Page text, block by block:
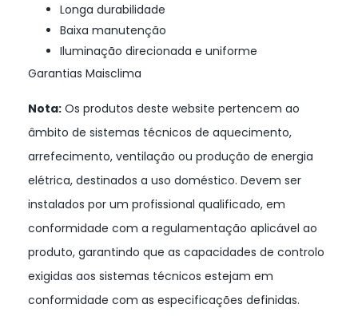
Longa durabilidade
Baixa manutenção
Iluminação direcionada e uniforme
Garantias Maisclima
Nota: Os produtos deste website pertencem ao
âmbito de sistemas técnicos de aquecimento,
arrefecimento, ventilação ou produção de energia
elétrica, destinados a uso doméstico. Devem ser
instalados por um profissional qualificado, em
conformidade com a regulamentação aplicável ao
produto, garantindo que as capacidades de controlo
exigidas aos sistemas técnicos estejam em
conformidade com as especificações definidas.